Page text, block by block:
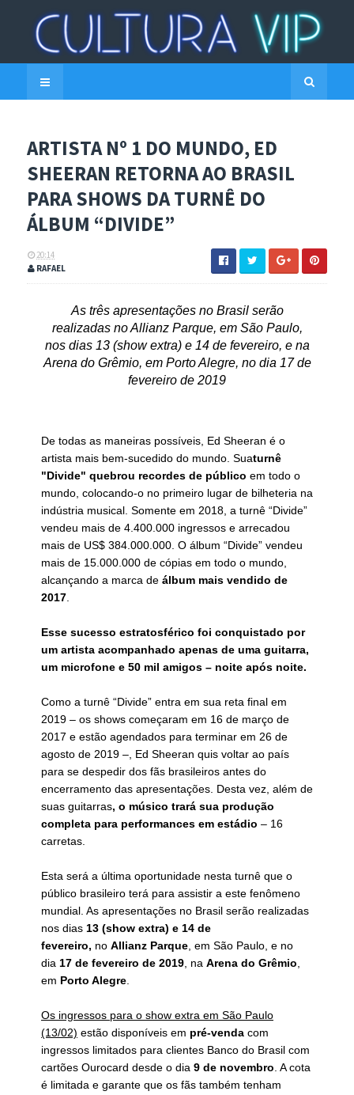
ARTISTA Nº 1 DO MUNDO, ED
SHEERAN RETORNA AO BRASIL
PARA SHOWS DA TURNÊ DO
ÁLBUM “DIVIDE”
20:14
RAFAEL
As três apresentações no Brasil serão
realizadas no Allianz Parque, em São Paulo,
nos dias 13 (show extra) e 14 de fevereiro, e na
Arena do Grêmio, em Porto Alegre, no dia 17 de
fevereiro de 2019
De todas as maneiras possíveis, Ed Sheeran é o
artista mais bem-sucedido do mundo. Suaturnê
"Divide" quebrou recordes de público em todo o
mundo, colocando-o no primeiro lugar de bilheteria na
indústria musical. Somente em 2018, a turnê “Divide”
vendeu mais de 4.400.000 ingressos e arrecadou
mais de US$ 384.000.000. O álbum “Divide” vendeu
mais de 15.000.000 de cópias em todo o mundo,
alcançando a marca de álbum mais vendido de
2017.
Esse sucesso estratosférico foi conquistado por
um artista acompanhado apenas de uma guitarra,
um microfone e 50 mil amigos – noite após noite.
Como a turnê “Divide” entra em sua reta final em
2019 – os shows começaram em 16 de março de
2017 e estão agendados para terminar em 26 de
agosto de 2019 –, Ed Sheeran quis voltar ao país
para se despedir dos fãs brasileiros antes do
encerramento das apresentações. Desta vez, além de
suas guitarras, o músico trará sua produção
completa para performances em estádio – 16
carretas.
Esta será a última oportunidade nesta turnê que o
público brasileiro terá para assistir a este fenômeno
mundial. As apresentações no Brasil serão realizadas
nos dias 13 (show extra) e 14 de
fevereiro, no Allianz Parque, em São Paulo, e no
dia 17 de fevereiro de 2019, na Arena do Grêmio,
em Porto Alegre.
Os ingressos para o show extra em São Paulo
(13/02) estão disponíveis em pré-venda com
ingressos limitados para clientes Banco do Brasil com
cartões Ourocard desde o dia 9 de novembro. A cota
é limitada e garante que os fãs também tenham